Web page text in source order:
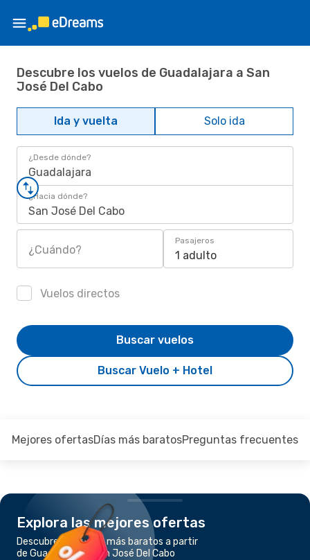
Descubre los vuelos de Guadalajara a San
José Del Cabo
Ida y vuelta Solo ida
¿Desde dónde?
Guadalajara
¿Hacia dónde?
San José Del Cabo
¿Cuándo?
Pasajeros
1 adulto
Vuelos directos
Buscar Vuelo + Hotel
Buscar vuelos
Mejores ofertasDías más baratosPreguntas frecuentes
Explora las mejores ofertas
Descubre los vuelos más baratos a partir
de Guadalajara a San José Del Cabo